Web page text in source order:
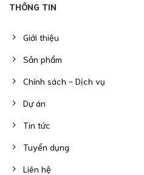
THÔNG TIN
Giới thiệu
Sản phẩm
Chính sách - Dịch vụ
Dự án
Tin tức
Tuyển dụng
Liên hệ